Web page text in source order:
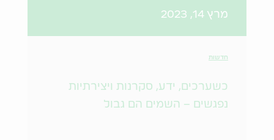
מרץ 14, 2023
חדשות
כשערכים, ידע, סקרנות ויצירתיות
נפגשים – השמים הם גבול